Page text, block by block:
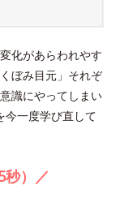
化があらわれやす
ぼみ目元」それぞ
識にやってしまい
今一度学び直して
秒）／